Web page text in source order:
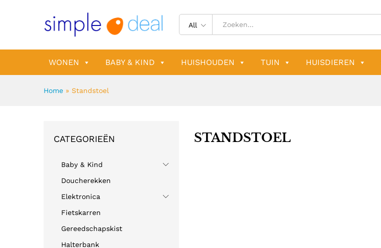
All
WONEN BABY & KIND HUISHOUDEN TUIN HUISDIEREN
Home » Standstoel
STANDSTOEL
CATEGORIEËN
Baby & Kind
Doucherekken
Elektronica
Fietskarren
Gereedschapskist
Halterbank